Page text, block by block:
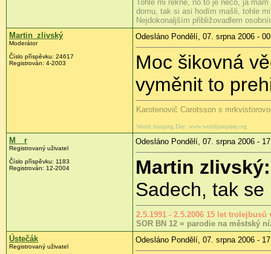
Tohle mi řekne, no to je něco, já
domu, tak si asi hodím mašli, tohle
Nejdokonaljším přibližovadlem
Martin_zlivský
Moderátor
Číslo příspěvku: 24617
Registrován: 4-2003
Odesláno Pondělí, 07. srpna 2006 -
Moc šikovná
vyměnit to
Karotenovič Carotsson s
World Jumping Day: www.worldjumpday.org
M__r
Registrovaný uživatel
Číslo příspěvku: 1183
Registrován: 12-2004
Odesláno Pondělí, 07. srpna 2006 -
Martin zlivský:
Sadech, tak
2.5.1991 - 2.5.2006 15 let
SOR BN 12 = parodie na městský
Ústečák
Registrovaný uživatel
Odesláno Pondělí, 07. srpna 2006 -